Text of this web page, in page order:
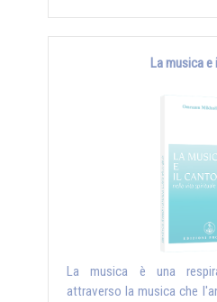
La musica
La musica è una
attraverso la musica che